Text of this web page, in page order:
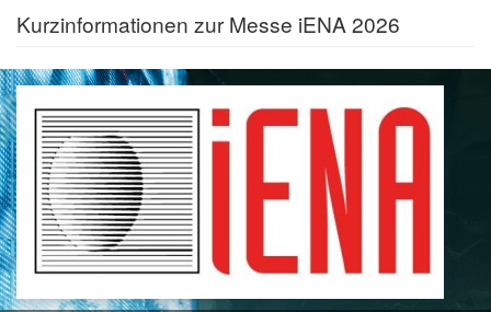
Kurzinformationen zur Messe iENA 2026